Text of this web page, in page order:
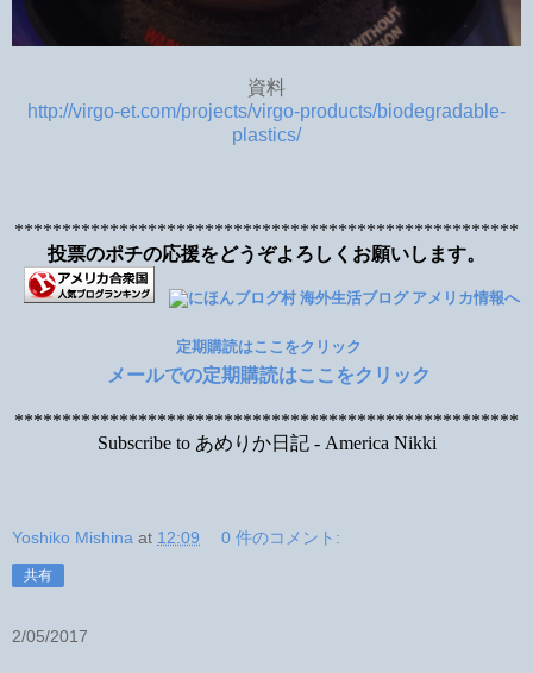
資料
http://virgo-et.com/projects/virgo-products/biodegradable-
plastics/
*****************************************************
投票のポチの応援をどうぞよろしくお願いします。
定期購読はここをクリック
メールでの定期購読はここをクリック
*****************************************************
Subscribe to あめりか日記 - America Nikki
Yoshiko Mishina at 12:09 0 件のコメント:
共有
2/05/2017